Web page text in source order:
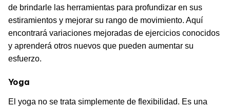
de brindarle las herramientas para profundizar en sus
estiramientos y mejorar su rango de movimiento. Aquí
encontrará variaciones mejoradas de ejercicios conocidos
y aprenderá otros nuevos que pueden aumentar su
esfuerzo.
Yoga
El yoga no se trata simplemente de flexibilidad. Es una